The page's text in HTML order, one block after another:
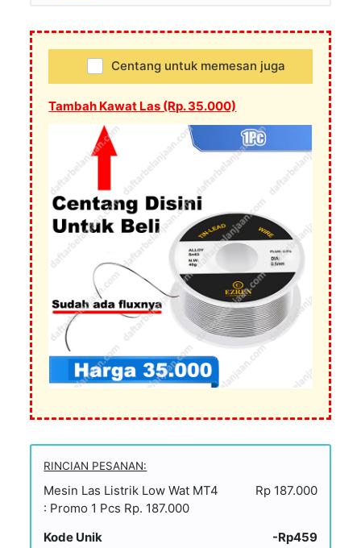
Centang untuk memesan juga
Tambah Kawat Las (Rp. 35.000)
RINCIAN PESANAN:
Mesin Las Listrik Low Wat MT4
: Promo 1 Pcs Rp. 187.000
Rp 187.000
Kode Unik -Rp459